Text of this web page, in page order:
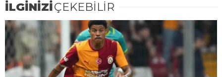
İLGİNİZİÇEKEBİLİR